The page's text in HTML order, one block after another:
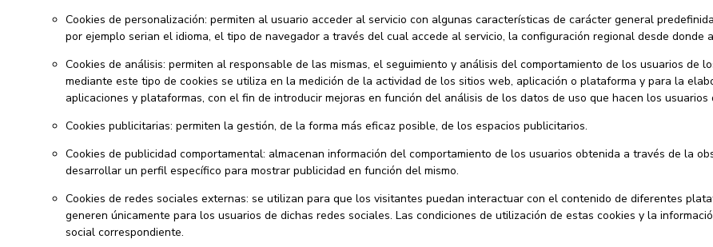
Cookies de personalización: permiten al usuario acceder al servicio con algunas características de carácter general
por ejemplo serian el idioma, el tipo de navegador a través del cual accede al servicio, la configuración regional desde donde
Cookies de análisis: permiten al responsable de las mismas, el seguimiento y análisis del comportamiento de los usuarios de
mediante este tipo de cookies se utiliza en la medición de la actividad de los sitios web, aplicación o plataforma y para la
aplicaciones y plataformas, con el fin de introducir mejoras en función del análisis de los datos de uso que hacen los usuarios
Cookies publicitarias: permiten la gestión, de la forma más eficaz posible, de los espacios publicitarios.
Cookies de publicidad comportamental: almacenan información del comportamiento de los usuarios obtenida a través de la
desarrollar un perfil específico para mostrar publicidad en función del mismo.
Cookies de redes sociales externas: se utilizan para que los visitantes puedan interactuar con el contenido de diferentes
generen únicamente para los usuarios de dichas redes sociales. Las condiciones de utilización de estas cookies y la
social correspondiente.